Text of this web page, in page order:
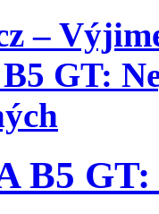
B5